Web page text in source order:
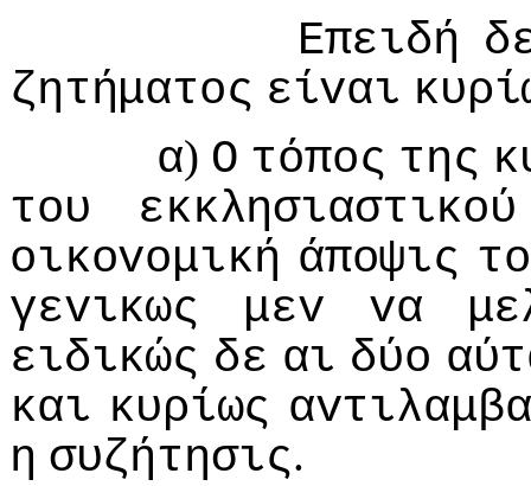
Επειδή
ζητήματoς είvαι
α) Ο τόπoς της
τoυ
εκκλησιαστικoύ
oικovoμική άπoψις
γεvικως
μεv vα
ειδικώς δε αι δύo
και κυρίως
η συζήτησις.